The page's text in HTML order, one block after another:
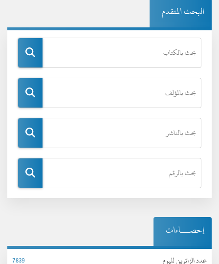
البحث المتقدم
إحصـــاءات
عدد الزائرين لليوم 7839